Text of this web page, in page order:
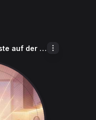
Mama, du bist die Schlauste auf der Welt